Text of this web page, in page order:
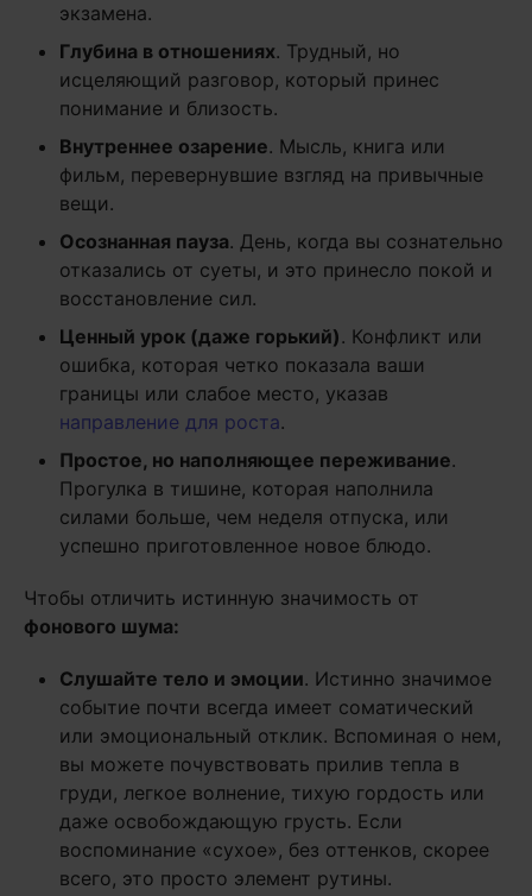
экзамена.
Глубина в отношениях. Трудный, но
исцеляющий разговор, который принес
понимание и близость.
Внутреннее озарение. Мысль, книга или
фильм, перевернувшие взгляд на привычные
вещи.
Осознанная пауза. День, когда вы сознательно
отказались от суеты, и это принесло покой и
восстановление сил.
Ценный урок (даже горький). Конфликт или
ошибка, которая четко показала ваши
границы или слабое место, указав
направление для роста.
Простое, но наполняющее переживание.
Прогулка в тишине, которая наполнила
силами больше, чем неделя отпуска, или
успешно приготовленное новое блюдо.
Чтобы отличить истинную значимость от
фонового шума:
Слушайте тело и эмоции. Истинно значимое
событие почти всегда имеет соматический
или эмоциональный отклик. Вспоминая о нем,
вы можете почувствовать прилив тепла в
груди, легкое волнение, тихую гордость или
даже освобождающую грусть. Если
воспоминание «сухое», без оттенков, скорее
всего, это просто элемент рутины.